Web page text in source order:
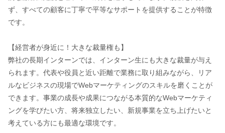
ず、すべての顧客に丁寧で平等なサポートを提供することが特徴
です。
【経営者が身近に！大きな裁量権も】
弊社の長期インターンでは、インターン生にも大きな裁量が与え
られます。代表や役員と近い距離で業務に取り組みながら、リア
ルなビジネスの現場でWebマーケティングのスキルを磨くことが
できます。事業の成長や成果につながる本質的なWebマーケティ
ングを学びたい方、将来独立したい、新規事業を立ち上げたいと
考えている方にも最適な環境です。